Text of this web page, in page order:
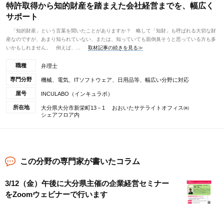
特許取得から知的財産を踏まえた会社経営までを、幅広く
サポート
「知的財産」という言葉を聞いたことがありますか？ 略して「知財」も呼ばれる大切な財
産なのですが、あまり知られていない、または、知っていても面倒臭そうと思っている方も多
いかもしれません。 例えば、...
取材記事の続きを見る≫
職種 弁理士
専門分野 機械、電気、ITソフトウェア、日用品等、幅広い分野に対応
屋号 INCULABO（インキュラボ）
所在地
大分県大分市新栄町13－1 おおいたサテライトオフィス㈱
シェアフロア内
この分野の専門家が書いたコラム
3/12（金）午後に大分県主催の企業経営セミナー
をZoomウェビナーで行います